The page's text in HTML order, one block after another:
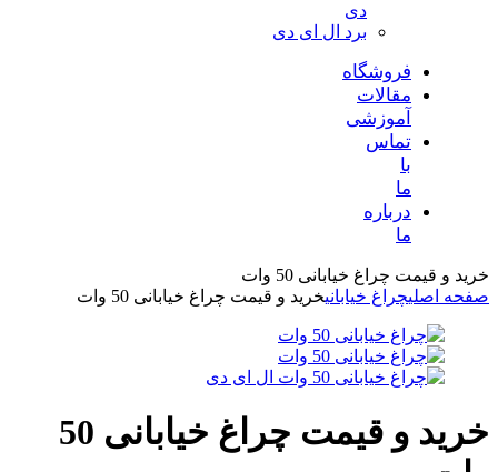
دی
برد ال ای دی
فروشگاه
مقالات
آموزشی
تماس
با
ما
درباره
ما
خرید و قیمت چراغ خیابانی 50 وات
صفحه اصلیچراغ خیابانیخرید و قیمت چراغ خیابانی 50 وات
خرید و قیمت چراغ خیابانی 50